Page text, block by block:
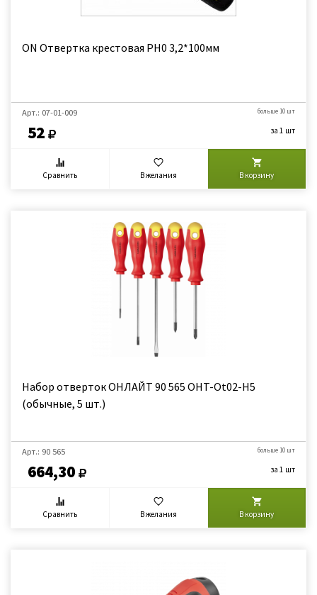
ON Отвертка крестовая PH0 3,2*100мм
Арт.: 07-01-009
52
больше 10 шт
за 1 шт
Сравнить В желания В корзину
Набор отверток ОНЛАЙТ 90 565 OHT-Ot02-H5
(обычные, 5 шт.)
Арт.: 90 565
664,30
больше 10 шт
за 1 шт
Сравнить В желания В корзину